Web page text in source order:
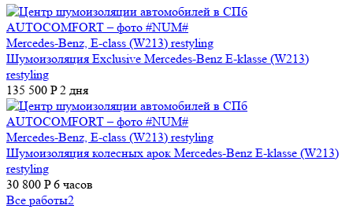
Mercedes-Benz, E-class (W213) restyling
Шумоизоляция Exclusive Mercedes-Benz E-klasse (W213)
restyling
135 500 P 2 дня
Mercedes-Benz, E-class (W213) restyling
Шумоизоляция колесных арок Mercedes-Benz E-klasse (W213)
restyling
30 800 P 6 часов
Все работы2